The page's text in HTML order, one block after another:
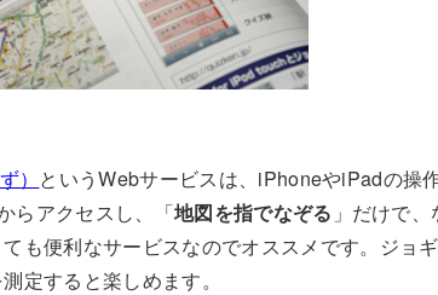
） というWebサービスは、iPhoneやiPadの操
らアクセスし、「地図を指でなぞる 」だけで
も便利なサービスなのでオススメです。ジョ
定すると楽しめます。